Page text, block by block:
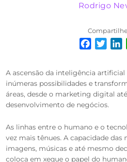
Rodrigo
A ascensão da inteligência
inúmeras possibilidades e
áreas, desde o marketing digital
desenvolvimento de negócios.
As linhas entre o humano e o
vez mais tênues. A capacidade
imagens, músicas e até mesmo
coloca em xeque o papel do